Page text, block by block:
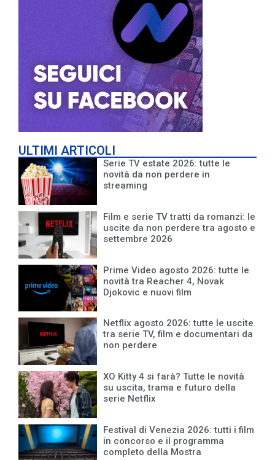
ULTIMI ARTICOLI
Serie TV estate 2026: tutte le
novità da non perdere in
streaming
Film e serie TV tratti da romanzi: le
uscite da non perdere tra agosto e
settembre 2026
Prime Video agosto 2026: tutte le
novità tra Reacher 4, Novak
Djokovic e nuovi film
Netflix agosto 2026: tutte le uscite
tra serie TV, film e documentari da
non perdere
XO Kitty 4 si farà? Tutte le novità
su uscita, trama e futuro della
serie Netflix
Festival di Venezia 2026: tutti i film
in concorso e il programma
completo della Mostra